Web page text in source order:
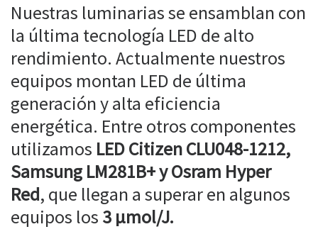
Nuestras luminarias se ensamblan con
la última tecnología LED de alto
rendimiento. Actualmente nuestros
equipos montan LED de última
generación y alta eficiencia
energética. Entre otros componentes
utilizamos LED Citizen CLU048-1212,
Samsung LM281B+ y Osram Hyper
Red, que llegan a superar en algunos
equipos los 3 µmol/J.